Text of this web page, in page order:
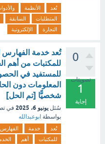
تُعد الأنظمة
المتطلبات
السابقة
التجارة
الإلكترونية
0
تصويتات
1
إجابة
تُعد خدمة الفهارس
للمكتبات من أهم
للمستفيد في
المعلومات دون
شخصيًّا [تم الحل]
سُئل يونيو 6، 2025 في
بواسطة ابوعبدالله
تُعد خدمة الفهارس
للمكتبات
أهم